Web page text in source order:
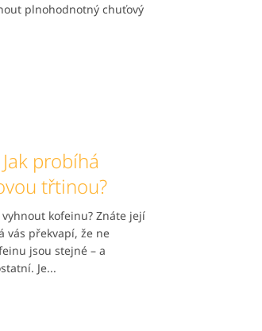
plnohodnotný chuťový
probíhá
třtinou?
kofeinu? Znáte její
vás překvapí, že ne
jsou stejné – a
Je...